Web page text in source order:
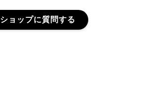
ショップに質問する